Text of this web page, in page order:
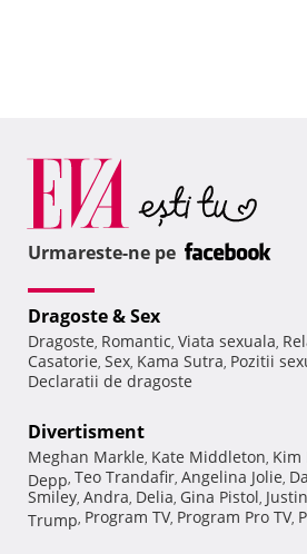
Urmareste-ne pe
Dragoste & Sex
Dragoste, Romantic, Viata sexuala,
Casatorie, Sex, Kama Sutra, Pozitii
Declaratii de dragoste
Divertisment
Meghan Markle, Kate Middleton, Kim
Depp, Teo Trandafir, Angelina Jolie,
Smiley, Andra, Delia, Gina Pistol,
Trump, Program TV, Program Pro TV,